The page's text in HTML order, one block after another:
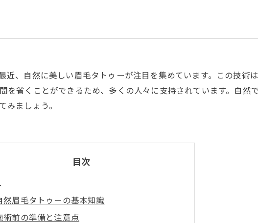
近、自然に美しい眉毛タトゥーが注目を集めています。この技術
を省くことができるため、多くの人々に支持されています。自然
ましょう。
目次
然眉毛タトゥーの基本知識
術前の準備と注意点